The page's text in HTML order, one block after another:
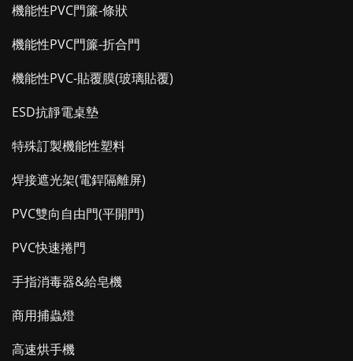
機能性PVC門簾-條狀
機能性PVC門簾-折合門
機能性PVC-貼覆膜(玻璃貼覆)
ESD抗靜電桌墊
特殊訂製機能性塑料
焊接遮光架(電銲隔離屏)
PVC雙向自由門(平開門)
PVC快速捲門
手指消毒器&給皂機
商用捕蟲燈
高速烘手機